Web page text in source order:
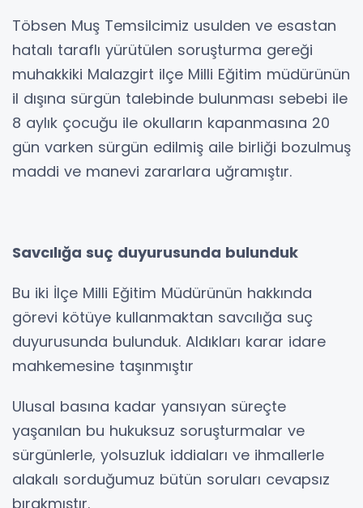
Töbsen Muş Temsilcimiz usulden ve esastan
hatalı taraflı yürütülen soruşturma gereği
muhakkiki Malazgirt ilçe Milli Eğitim müdürünün
il dışına sürgün talebinde bulunması sebebi ile
8 aylık çocuğu ile okulların kapanmasına 20
gün varken sürgün edilmiş aile birliği bozulmuş
maddi ve manevi zararlara uğramıştır.
Savcılığa suç duyurusunda bulunduk
Bu iki İlçe Milli Eğitim Müdürünün hakkında
görevi kötüye kullanmaktan savcılığa suç
duyurusunda bulunduk. Aldıkları karar idare
mahkemesine taşınmıştır
Ulusal basına kadar yansıyan süreçte
yaşanılan bu hukuksuz soruşturmalar ve
sürgünlerle, yolsuzluk iddiaları ve ihmallerle
alakalı sorduğumuz bütün soruları cevapsız
bırakmıştır.